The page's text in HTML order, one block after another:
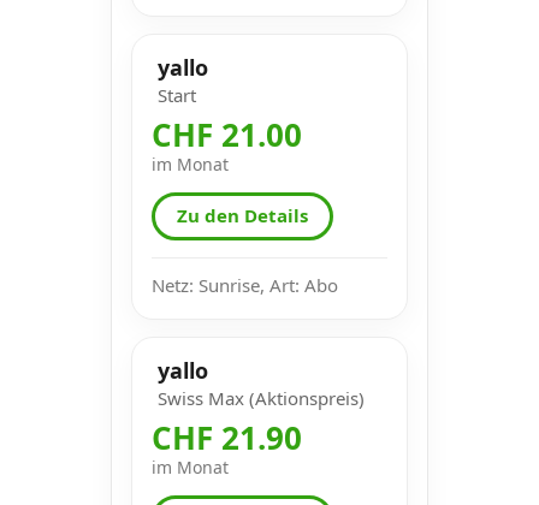
yallo
Start
CHF 21.00
im Monat
Zu den Details
Netz: Sunrise, Art: Abo
yallo
Swiss Max (Aktionspreis)
CHF 21.90
im Monat